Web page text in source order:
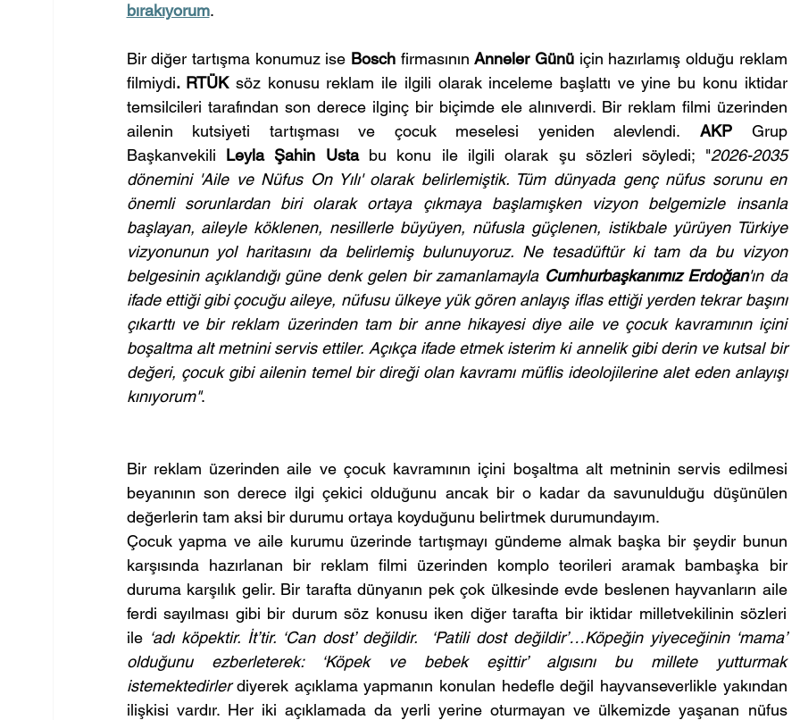
bırakıyorum.
Bir diğer tartışma konumuz ise Bosch firmasının Anneler Günü için hazırlamış olduğu reklam
filmiydi. RTÜK söz konusu reklam ile ilgili olarak inceleme başlattı ve yine bu konu iktidar
temsilcileri tarafından son derece ilginç bir biçimde ele alınıverdi. Bir reklam filmi üzerinden
ailenin kutsiyeti tartışması ve çocuk meselesi yeniden alevlendi. AKP Grup
Başkanvekili Leyla Şahin Usta bu konu ile ilgili olarak şu sözleri söyledi; "2026-2035
dönemini 'Aile ve Nüfus On Yılı' olarak belirlemiştik. Tüm dünyada genç nüfus sorunu en
önemli sorunlardan biri olarak ortaya çıkmaya başlamışken vizyon belgemizle insanla
başlayan, aileyle köklenen, nesillerle büyüyen, nüfusla güçlenen, istikbale yürüyen Türkiye
vizyonunun yol haritasını da belirlemiş bulunuyoruz. Ne tesadüftür ki tam da bu vizyon
belgesinin açıklandığı güne denk gelen bir zamanlamayla Cumhurbaşkanımız Erdoğan'ın da
ifade ettiği gibi çocuğu aileye, nüfusu ülkeye yük gören anlayış iflas ettiği yerden tekrar başını
çıkarttı ve bir reklam üzerinden tam bir anne hikayesi diye aile ve çocuk kavramının içini
boşaltma alt metnini servis ettiler. Açıkça ifade etmek isterim ki annelik gibi derin ve kutsal bir
değeri, çocuk gibi ailenin temel bir direği olan kavramı müflis ideolojilerine alet eden anlayışı
kınıyorum".
Bir reklam üzerinden aile ve çocuk kavramının içini boşaltma alt metninin servis edilmesi
beyanının son derece ilgi çekici olduğunu ancak bir o kadar da savunulduğu düşünülen
değerlerin tam aksi bir durumu ortaya koyduğunu belirtmek durumundayım.
Çocuk yapma ve aile kurumu üzerinde tartışmayı gündeme almak başka bir şeydir bunun
karşısında hazırlanan bir reklam filmi üzerinden komplo teorileri aramak bambaşka bir
duruma karşılık gelir. Bir tarafta dünyanın pek çok ülkesinde evde beslenen hayvanların aile
ferdi sayılması gibi bir durum söz konusu iken diğer tarafta bir iktidar milletvekilinin sözleri
ile ‘adı köpektir. İt’tir. ‘Can dost’ değildir.  ‘Patili dost değildir’…Köpeğin yiyeceğinin ‘mama’
olduğunu ezberleterek: ‘Köpek ve bebek eşittir’ algısını bu millete yutturmak
istemektedirler diyerek açıklama yapmanın konulan hedefle değil hayvanseverlikle yakından
ilişkisi vardır. Her iki açıklamada da yerli yerine oturmayan ve ülkemizde yaşanan nüfus